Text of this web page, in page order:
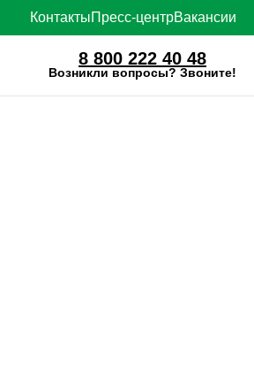
КонтактыПресс-центрВакансии
8 800 222 40 48
Возникли вопросы? Звоните!